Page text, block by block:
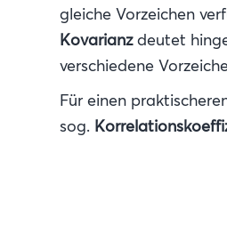
gleiche Vorzeichen
Kovarianzdeutet
verschiedene
Für einen
sog.